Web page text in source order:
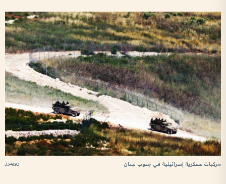
رويترز مركبات عسكرية إسرائيلية في جنوب لبنان